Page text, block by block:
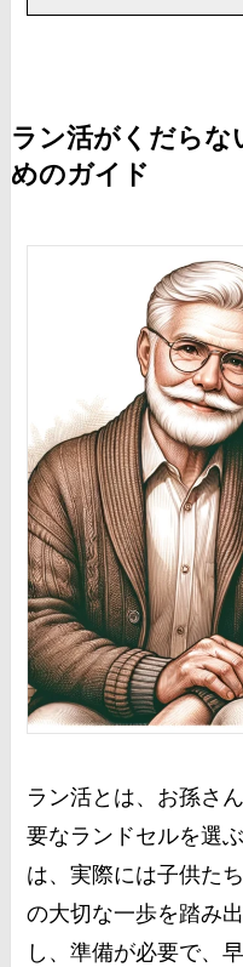
ラン活がくだらな
めのガイド
ラン活とは、お孫さ
要なランドセルを選
は、実際には子供た
の大切な一歩を踏み
し、準備が必要で、